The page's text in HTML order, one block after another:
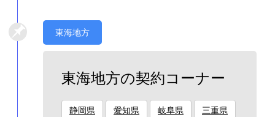
東海地方
東海地方の契約コーナー
静岡県 愛知県 岐阜県 三重県